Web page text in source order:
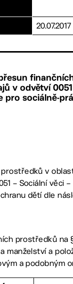
20.07.2017
v odvětví
pro sociálně-
v
– Sociální věci
dětí dle
prostředků na
manželství a
a podobným